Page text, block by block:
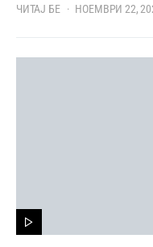
ЧИТАЈ БЕ НОЕМВРИ 22,